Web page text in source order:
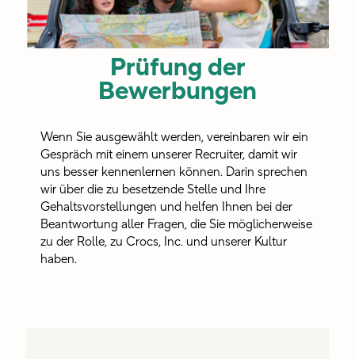
mich
Status
Quo
immer
wieder
mit
Prüfung der
Bewerbungen
Wenn Sie ausgewählt werden, vereinbaren wir ein
Gespräch mit einem unserer Recruiter, damit wir
uns besser kennenlernen können. Darin sprechen
wir über die zu besetzende Stelle und Ihre
Gehaltsvorstellungen und helfen Ihnen bei der
Beantwortung aller Fragen, die Sie möglicherweise
zu der Rolle, zu Crocs, Inc. und unserer Kultur
haben.